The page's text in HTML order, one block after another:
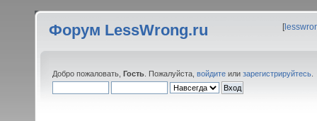
Форум LessWrong.ru [
Добро пожаловать, Гость . Пожалуйста, войдите или зарегистрируйтесь